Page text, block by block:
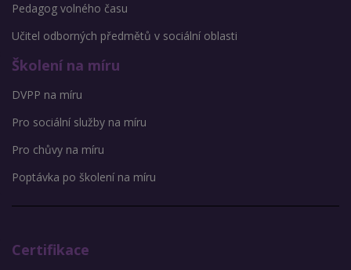
Pedagog volného času
Učitel odborných předmětů v sociální oblasti
Školení na míru
DVPP na míru
Pro sociální služby na míru
Pro chůvy na míru
Poptávka po školení na míru
Certifikace